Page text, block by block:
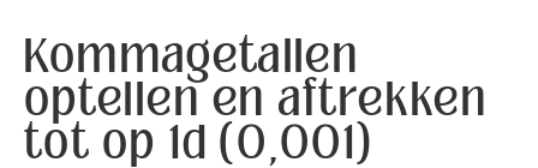
Kommagetallen
optellen en aftrekken
tot op 1d (0,001)